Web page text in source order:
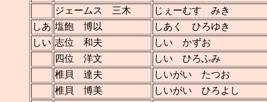
ジェームス 三木
じぇーむす みき
しあ 塩飽 博以
しあく ひろゆき
しい 志位 和夫
しい かずお
四位 洋文
しい ひろふみ
椎貝 達夫
しいがい たつお
椎貝 博美
しいがい ひろよし